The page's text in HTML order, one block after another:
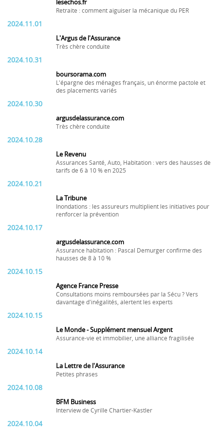
lesechos.fr
Retraite : comment aiguiser la mécanique du PER
2024.11.01
L'Argus de l'Assurance
Très chère conduite
2024.10.31
boursorama.com
L'épargne des ménages français, un énorme pactole et
des placements variés
2024.10.30
argusdelassurance.com
Très chère conduite
2024.10.28
Le Revenu
Assurances Santé, Auto, Habitation : vers des hausses de
tarifs de 6 à 10 % en 2025
2024.10.21
La Tribune
Inondations : les assureurs multiplient les initiatives pour
renforcer la prévention
2024.10.17
argusdelassurance.com
Assurance habitation : Pascal Demurger confirme des
hausses de 8 à 10 %
2024.10.15
Agence France Presse
Consultations moins remboursées par la Sécu ? Vers
davantage d'inégalités, alertent les experts
2024.10.15
Le Monde - Supplément mensuel Argent
Assurance-vie et immobilier, une alliance fragilisée
2024.10.14
La Lettre de l'Assurance
Petites phrases
2024.10.08
BFM Business
Interview de Cyrille Chartier-Kastler
2024.10.04